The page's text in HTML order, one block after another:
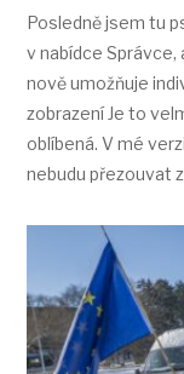
Posledně jsem tu
v nabídce
nově umožňuje
zobrazení Je to
oblíbená. V mé
nebudu přezouvat z